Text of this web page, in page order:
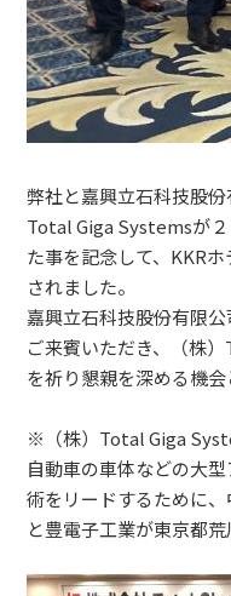
弊社と嘉興立石科技股份
Total Giga Systemsが
た事を記念して、KKR
されました。
嘉興立石科技股份有限
ご来賓いただき、（株
を祈り懇親を深める機会
※（株）Total Giga
自動車の車体などの大
術をリードするために
と豊電子工業が東京都